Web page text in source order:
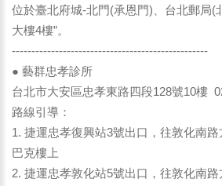
位於臺北府城-北門(承恩門)、台北郵局(
大樓4樓”。
--------------------------------------------------
● 藝群忠孝診所
台北市大安區忠孝東路四段128號10樓
路線引導：
1. 捷運忠孝復興站3號出口，往敦化南
巴克樓上
2. 捷運忠孝敦化站5號出口，往敦化南